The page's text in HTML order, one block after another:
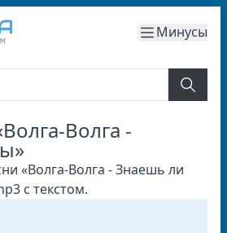
Минусы
Волга -
«Волга-Волга - Знаешь ли
с текстом.